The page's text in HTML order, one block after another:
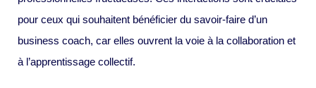
pour ceux qui souhaitent bénéficier du savoir-faire d’un
business coach, car elles ouvrent la voie à la collaboration et
à l’apprentissage collectif.